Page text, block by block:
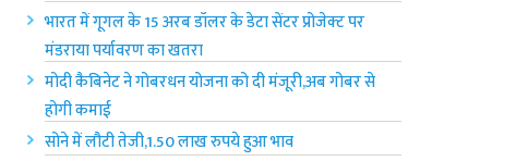
भारत में गूगल के 15 अरब डॉलर के डेटा सेंटर प्रोजेक्ट पर
मंडराया पर्यावरण का खतरा
मोदी कैबिनेट ने गोबरधन योजना को दी मंजूरी,अब गोबर से
होगी कमाई
सोने में लौटी तेजी,1.50 लाख रुपये हुआ भाव